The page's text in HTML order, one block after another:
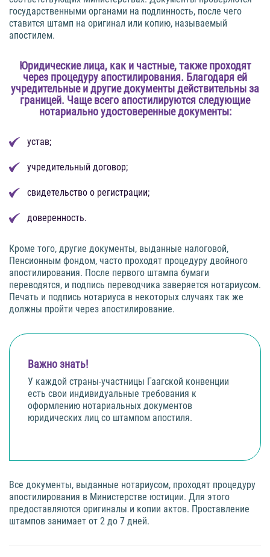
государственными органами на подлинность, после чего
ставится штамп на оригинал или копию, называемый
апостилем.
Юридические лица, как и частные, также проходят
через процедуру апостилирования. Благодаря ей
учредительные и другие документы действительны за
границей. Чаще всего апостилируются следующие
нотариально удостоверенные документы:
устав;
учредительный договор;
свидетельство о регистрации;
доверенность.
Кроме того, другие документы, выданные налоговой,
Пенсионным фондом, часто проходят процедуру двойного
апостилирования. После первого штампа бумаги
переводятся, и подпись переводчика заверяется нотариусом.
Печать и подпись нотариуса в некоторых случаях так же
должны пройти через апостилирование.
Важно знать!
У каждой страны-участницы Гаагской конвенции
есть свои индивидуальные требования к
оформлению нотариальных документов
юридических лиц со штампом апостиля.
Все документы, выданные нотариусом, проходят процедуру
апостилирования в Министерстве юстиции. Для этого
предоставляются оригиналы и копии актов. Проставление
штампов занимает от 2 до 7 дней.